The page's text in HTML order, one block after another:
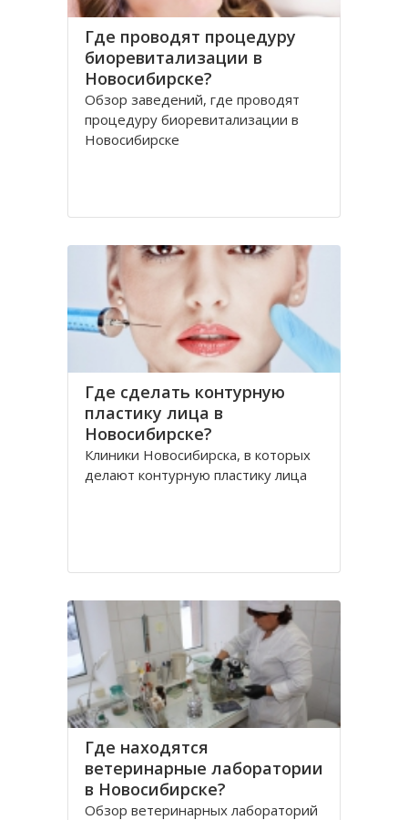
Где проводят процедуру
биоревитализации в
Новосибирске?
Обзор заведений, где проводят
процедуру биоревитализации в
Новосибирске
Где сделать контурную
пластику лица в
Новосибирске?
Клиники Новосибирска, в которых
делают контурную пластику лица
Где находятся
ветеринарные лаборатории
в Новосибирске?
Обзор ветеринарных лабораторий